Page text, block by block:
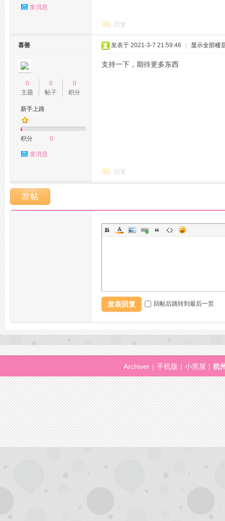
发消息
回复
喜善
0
主题
0
帖子
0
积分
新手上路
积分 0
发消息
发表于 2021-3-7 21:59:46 显示全部楼
支持一下，期待更多东西
回复
发表回复 回帖后跳转到最后一页
Archiver | 手机版 | 小黑屋 | 杭